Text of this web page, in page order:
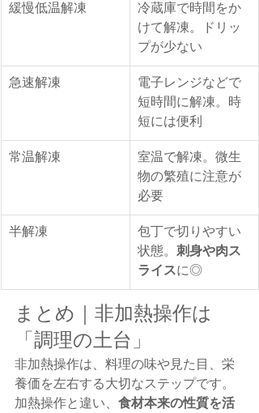
緩慢低温解凍
冷蔵庫で時間をか
けて解凍。ドリッ
プが少ない
急速解凍
電子レンジなどで
短時間に解凍。時
短には便利
常温解凍
室温で解凍。微生
物の繁殖に注意が
必要
半解凍
包丁で切りやすい
状態。 刺身や肉ス
ライスに◎
まとめ｜非加熱操作は
「調理の土台」
非加熱操作は、料理の味や見た目、栄
養価を左右する大切なステップです。
加熱操作と違い、 食材本来の性質を活